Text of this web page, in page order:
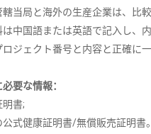
当局と海外の生産企業は、比
中国語または英語で記入し、
ロジェクト番号と内容と正確に
要な情報：
明書;
公式健康証明書/無償販売証明書。